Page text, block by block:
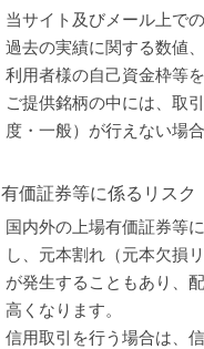
当サイト及びメール上で
過去の実績に関する数値
利用者様の自己資金枠等
ご提供銘柄の中には、取
度・一般）が行えない場
有価証券等に係るリスク
国内外の上場有価証券等
し、元本割れ（元本欠損
が発生することもあり、
高くなります。
信用取引を行う場合は、